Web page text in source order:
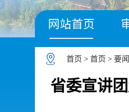
网站首页
首页 > 首页 > 要闻
省委宣讲